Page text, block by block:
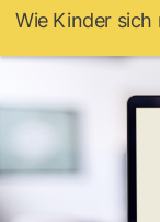
Wie Kinder sich